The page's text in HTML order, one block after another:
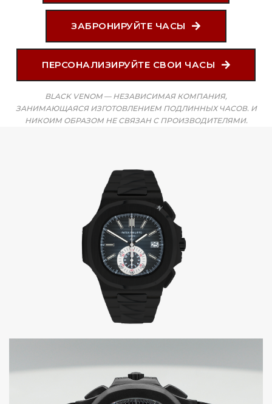
ЗАБРОНИРУЙТЕ ЧАСЫ
ПЕРСОНАЛИЗИРУЙТЕ СВОИ ЧАСЫ
BLACK VENOM — НЕЗАВИСИМАЯ КОМПАНИЯ,
ЗАНИМАЮЩАЯСЯ ИЗГОТОВЛЕНИЕМ ПОДЛИННЫХ ЧАСОВ. И
НИКОИМ ОБРАЗОМ НЕ СВЯЗАН С ПРОИЗВОДИТЕЛЯМИ.